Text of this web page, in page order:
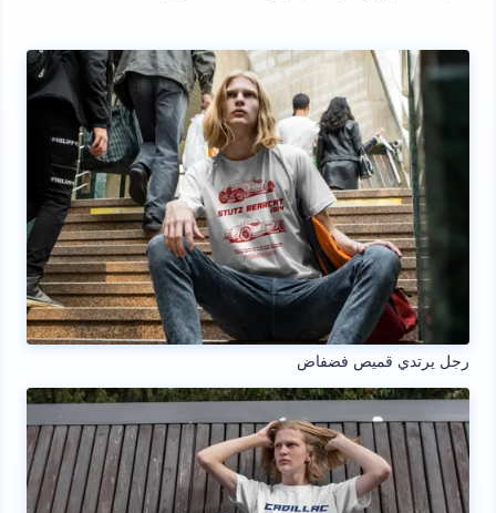
رجل يرتدي قميص فضفاض